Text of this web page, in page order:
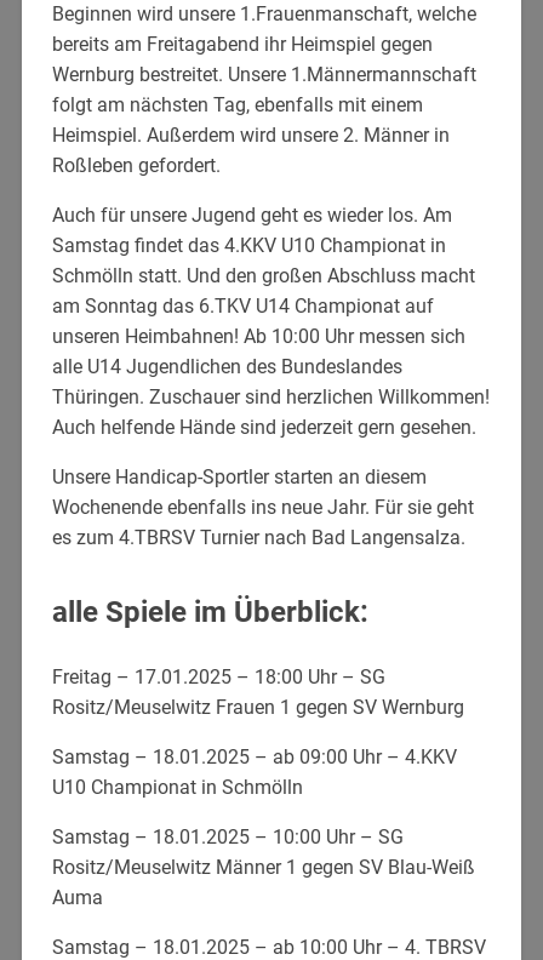
Beginnen wird unsere 1.Frauenmanschaft, welche
bereits am Freitagabend ihr Heimspiel gegen
Wernburg bestreitet. Unsere 1.Männermannschaft
folgt am nächsten Tag, ebenfalls mit einem
Heimspiel. Außerdem wird unsere 2. Männer in
Roßleben gefordert.
Auch für unsere Jugend geht es wieder los. Am
Samstag findet das 4.KKV U10 Championat in
Schmölln statt. Und den großen Abschluss macht
am Sonntag das 6.TKV U14 Championat auf
unseren Heimbahnen! Ab 10:00 Uhr messen sich
alle U14 Jugendlichen des Bundeslandes
Thüringen. Zuschauer sind herzlichen Willkommen!
Auch helfende Hände sind jederzeit gern gesehen.
Unsere Handicap-Sportler starten an diesem
Wochenende ebenfalls ins neue Jahr. Für sie geht
es zum 4.TBRSV Turnier nach Bad Langensalza.
alle Spiele im Überblick:
Freitag – 17.01.2025 – 18:00 Uhr – SG
Rositz/Meuselwitz Frauen 1 gegen SV Wernburg
Samstag – 18.01.2025 – ab 09:00 Uhr – 4.KKV
U10 Championat in Schmölln
Samstag – 18.01.2025 – 10:00 Uhr – SG
Rositz/Meuselwitz Männer 1 gegen SV Blau-Weiß
Auma
Samstag – 18.01.2025 – ab 10:00 Uhr – 4. TBRSV